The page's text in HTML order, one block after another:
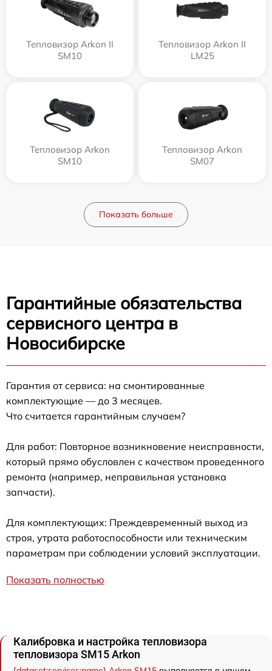
Тепловизор Arkon II
SM10
Тепловизор Arkon II
LM25
Тепловизор Arkon
SM10
Тепловизор Arkon
SM07
Показать больше
Гарантийные обязательства
сервисного центра в
Новосибирске
Гарантия от сервиса: на смонтированные
комплектующие — до 3 месяцев.
Что считается гарантийным случаем?
Для работ: Повторное возникновение неисправности,
который прямо обусловлен с качеством проведенного
ремонта (например, неправильная установка
запчасти).
Для комплектующих: Преждевременный выход из
строя, утрата работоспособности или техническим
параметрам при соблюдении условий эксплуатации.
Показать полностью
Калибровка и настройка тепловизора
тепловизора SM15 Arkon